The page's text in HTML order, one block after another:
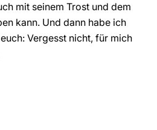
mit seinem Trost und dem
kann. Und dann habe ich
Vergesst nicht, für mich